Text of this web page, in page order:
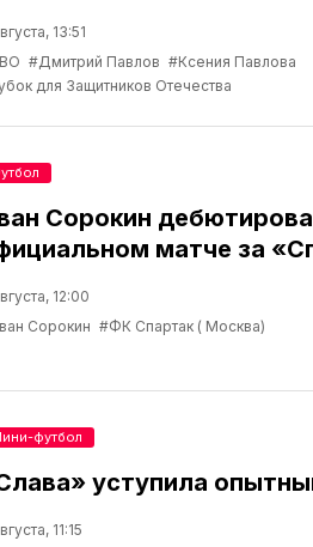
13:51
#Дмитрий Павлов #Ксения Павлова
для Защитников Отечества
Сорокин
матче за
12:00
Сорокин #ФК Спартак ( Москва)
уступила
11:15
футбол